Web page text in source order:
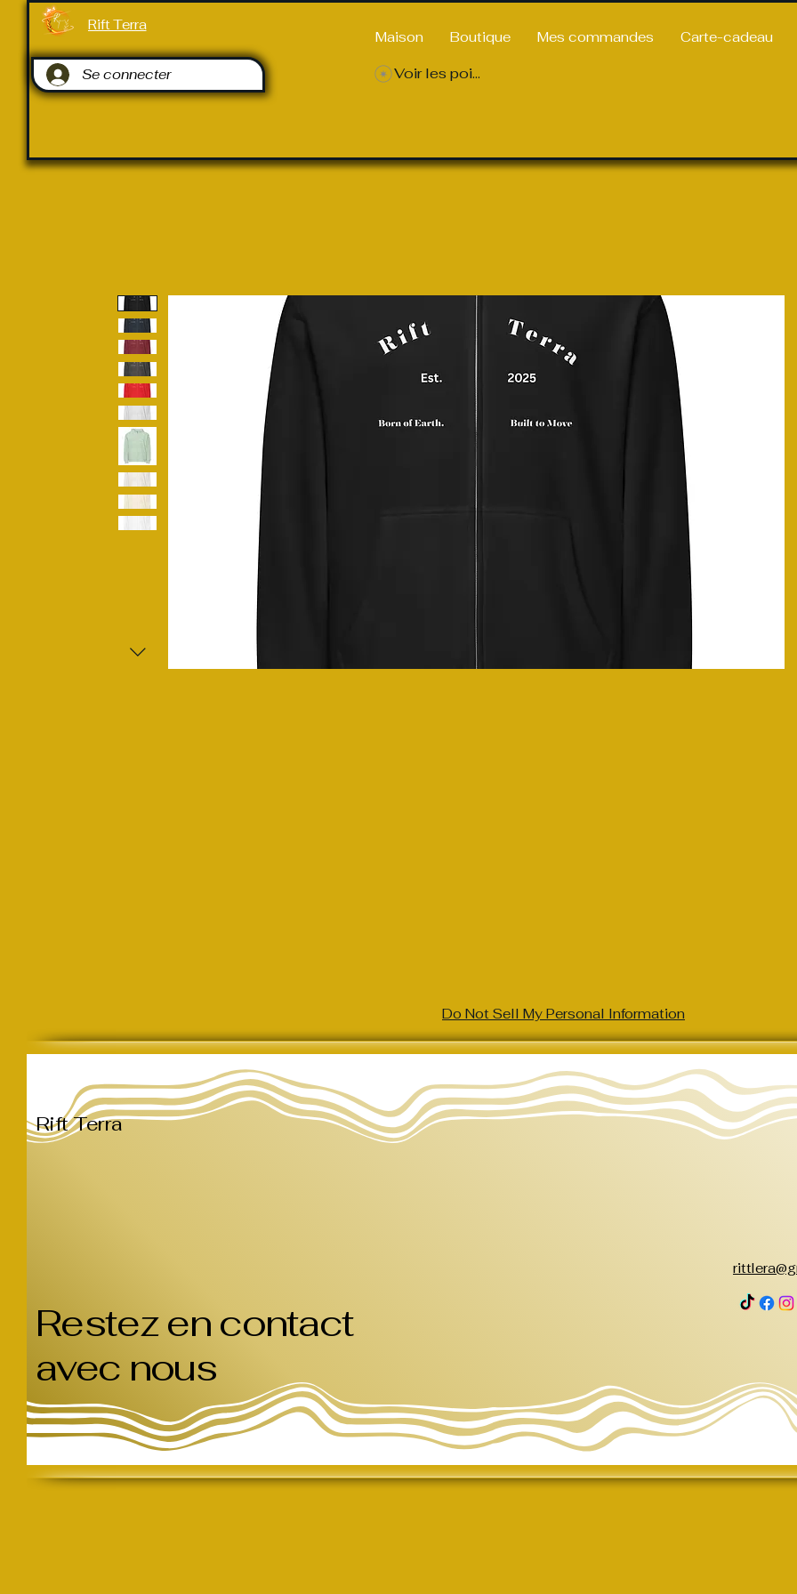
Rift Terra
Se connecter
Maison Boutique Mes commandes Carte-cadeau
Voir les points
Do Not Sell My Personal Information
Rift Terra
Restez en contact
avec nous